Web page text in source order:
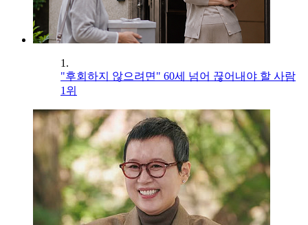
1.
"후회하지 않으려면" 60세 넘어 끊어내야 할 사람
1위